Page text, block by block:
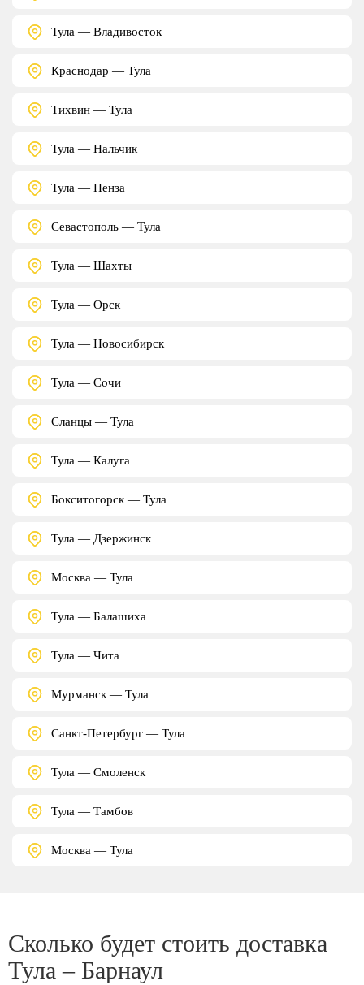
Тула — Владивосток
Краснодар — Тула
Тихвин — Тула
Тула — Нальчик
Тула — Пенза
Севастополь — Тула
Тула — Шахты
Тула — Орск
Тула — Новосибирск
Тула — Сочи
Сланцы — Тула
Тула — Калуга
Бокситогорск — Тула
Тула — Дзержинск
Москва — Тула
Тула — Балашиха
Тула — Чита
Мурманск — Тула
Санкт-Петербург — Тула
Тула — Смоленск
Тула — Тамбов
Москва — Тула
Сколько будет стоить доставка
Тула – Барнаул